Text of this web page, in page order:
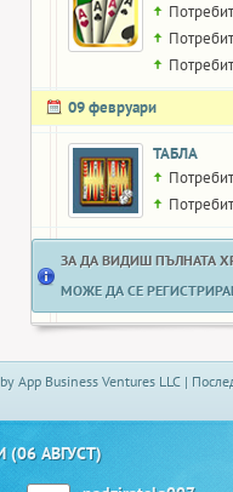
09 февруари
ТАБЛА
ЗА ДА ВИДИШ ПЪЛНАТА
МОЖЕ ДА СЕ
App Business Ventures LLC |
АВГУСТ)